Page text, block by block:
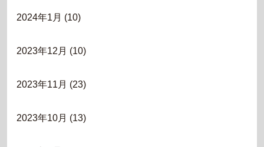
2024年1月 (10)
2023年12月 (10)
2023年11月 (23)
2023年10月 (13)